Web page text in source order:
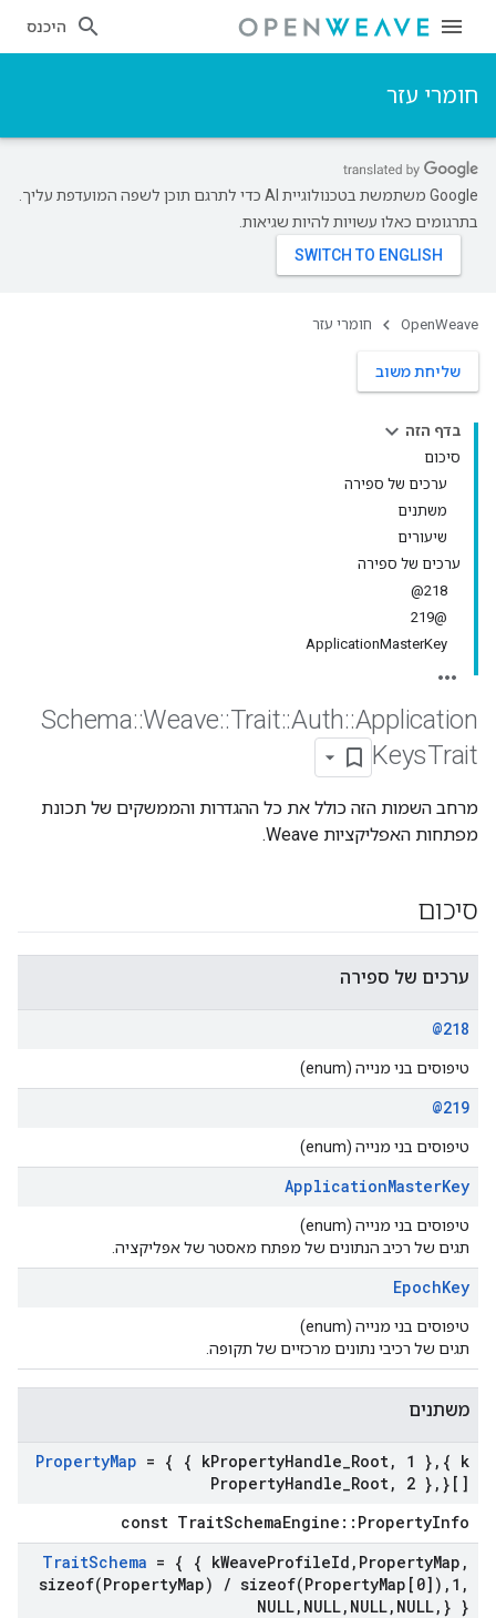
היכנס
חומרי עזר
‫Google משתמשת בטכנולוגיית AI כדי לתרגם תוכן לשפה המועדפת עליך.
בתרגומים כאלו עשויות להיות שגיאות.
OpenWeave חומרי עזר
שליחת משוב
בדף הזה
סיכום
ערכים של ספירה
משתנים
שיעורים
ערכים של ספירה
218@
@219
ApplicationMasterKey
Schema::Weave::Trait::Auth::Application
KeysTrait
מרחב השמות הזה כולל את כל ההגדרות והממשקים של תכונת
מפתחות האפליקציות Weave.
סיכום
ערכים של ספירה
@218
טיפוסים בני מנייה (enum)
@219
טיפוסים בני מנייה (enum)
ApplicationMasterKey
טיפוסים בני מנייה (enum)
תגים של רכיב הנתונים של מפתח מאסטר של אפליקציה.
EpochKey
טיפוסים בני מנייה (enum)
תגים של רכיבי נתונים מרכזיים של תקופה.
משתנים
PropertyMap = { { kPropertyHandle Root, 1 } , { k
PropertyHandle Root, 2 } , }[]
const TraitSchemaEngine::PropertyInfo
TraitSchema = { { kWeaveProfileId , PropertyMap ,
sizeof(PropertyMap) / sizeof(PropertyMap[0]) , 1 ,
NULL, NULL, NULL, NULL, } }